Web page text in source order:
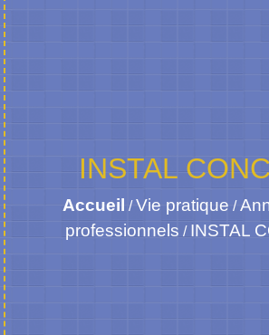
INSTAL
Accueil /Vie pratique /
professionnels / INSTAL